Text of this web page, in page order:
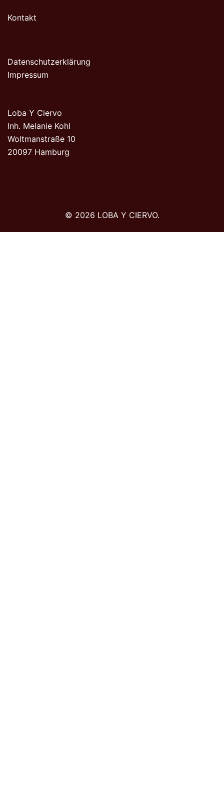
Kontakt
Datenschutzerklärung
Impressum
Loba Y Ciervo
Inh. Melanie Kohl
Woltmanstraße 10
20097 Hamburg
© 2026 LOBA Y CIERVO.